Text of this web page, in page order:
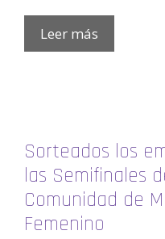
Leer más
Sorteados los
las Semifinales
Comunidad de
Femenino